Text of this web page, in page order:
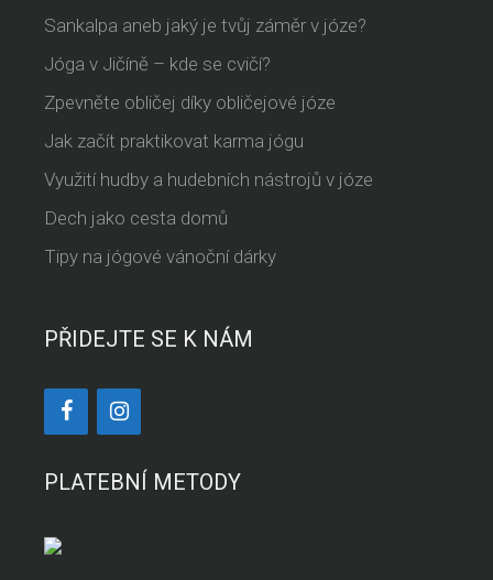
Sankalpa aneb jaký je tvůj záměr v józe?
Jóga v Jičíně – kde se cvičí?
Zpevněte obličej díky obličejové józe
Jak začít praktikovat karma jógu
Využití hudby a hudebních nástrojů v józe
Dech jako cesta domů
Tipy na jógové vánoční dárky
PŘIDEJTE SE K NÁM
PLATEBNÍ METODY